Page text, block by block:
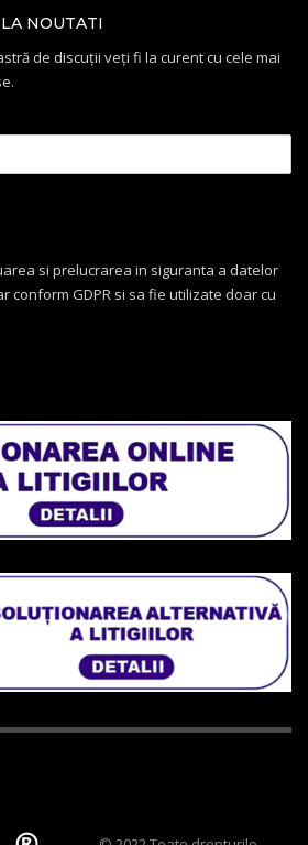
NOUTATI
de discuții veți fi la curent cu cele mai
si prelucrarea in siguranta a datelor
conform GDPR si sa fie utilizate doar cu